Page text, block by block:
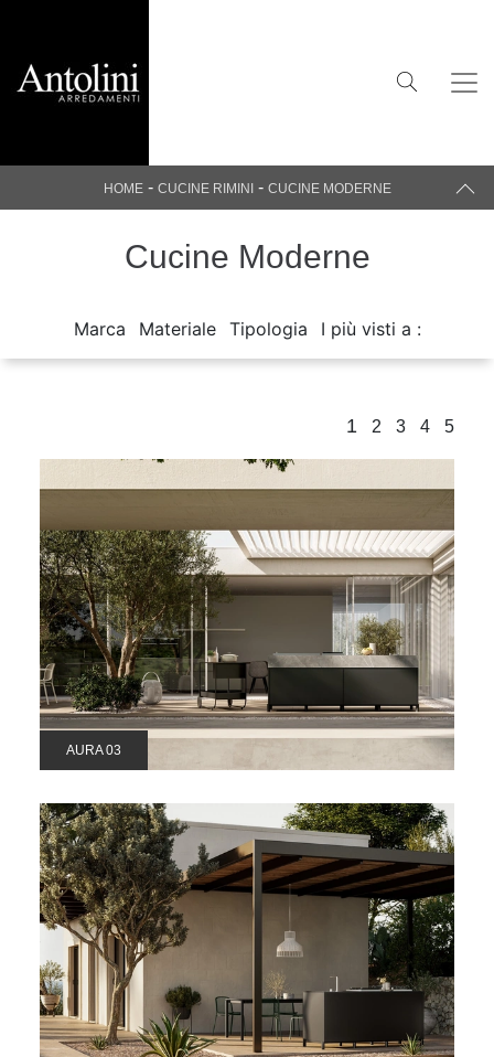
HOME- CUCINE RIMINI - CUCINE MODERNE
Cucine Moderne
Marca Materiale Tipologia I più visti a :
1 2 3 4 5
AURA 03